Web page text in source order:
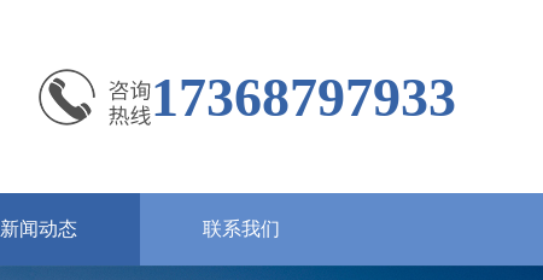
17368797933
新闻动态 联系我们